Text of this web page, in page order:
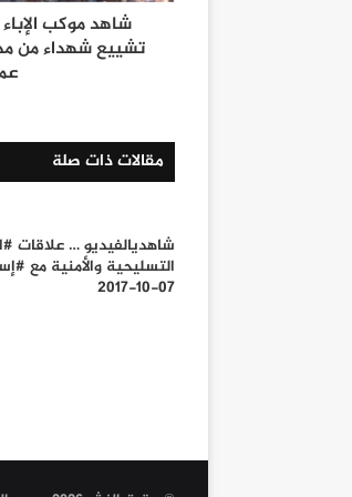
شاهد موكب
تشييع شهداء من
مقالات ذات صلة
شاهديالفيديو … علاقات
التسليحية والأمنية مع
07-10-2017